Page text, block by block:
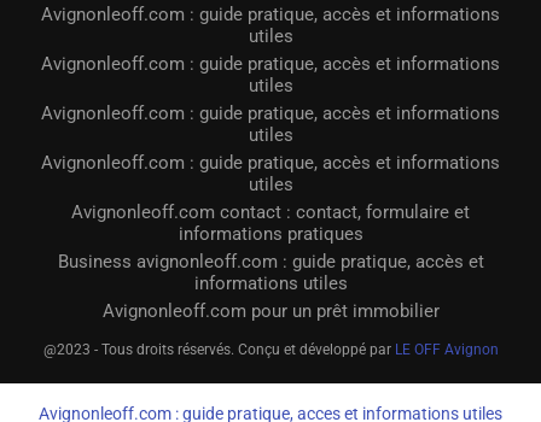
Avignonleoff.com : guide pratique, accès et informations
utiles
Avignonleoff.com : guide pratique, accès et informations
utiles
Avignonleoff.com : guide pratique, accès et informations
utiles
Avignonleoff.com : guide pratique, accès et informations
utiles
Avignonleoff.com contact : contact, formulaire et
informations pratiques
Business avignonleoff.com : guide pratique, accès et
informations utiles
Avignonleoff.com pour un prêt immobilier
@2023 - Tous droits réservés. Conçu et développé par LE OFF Avignon
Avignonleoff.com : guide pratique, acces et informations utiles